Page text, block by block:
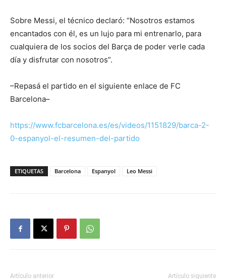
Sobre Messi, el técnico declaró: “Nosotros estamos
encantados con él, es un lujo para mi entrenarlo, para
cualquiera de los socios del Barça de poder verle cada
día y disfrutar con nosotros”.
–Repasá el partido en el siguiente enlace de FC
Barcelona–
https://www.fcbarcelona.es/es/videos/1151829/barca-2-
0-espanyol-el-resumen-del-partido
ETIQUETAS Barcelona Espanyol Leo Messi
Artículo anterior Artículo siguiente